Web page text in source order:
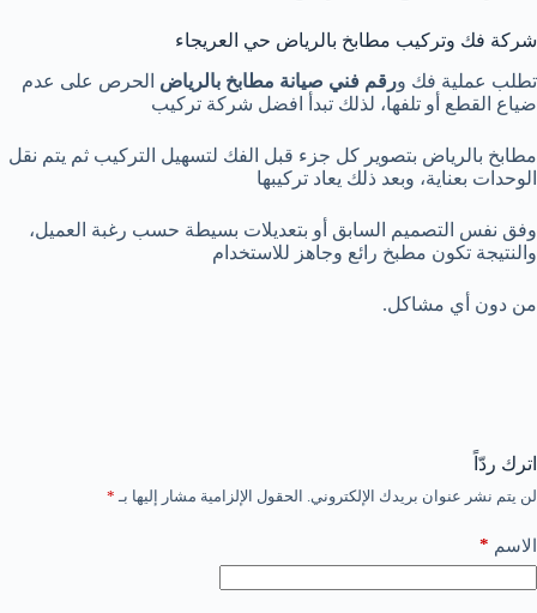
شركة فك وتركيب مطابخ بالرياض حي العريجاء
تطلب عملية فك ورقم فني صيانة مطابخ بالرياض الحرص على عدم
ضياع القطع أو تلفها، لذلك تبدأ افضل شركة تركيب
مطابخ بالرياض بتصوير كل جزء قبل الفك لتسهيل التركيب ثم يتم نقل
الوحدات بعناية، وبعد ذلك يعاد تركيبها
وفق نفس التصميم السابق أو بتعديلات بسيطة حسب رغبة العميل،
والنتيجة تكون مطبخ رائع وجاهز للاستخدام
من دون أي مشاكل.
اترك ردّاً
لن يتم نشر عنوان بريدك الإلكتروني. الحقول الإلزامية مشار إليها بـ *
الاسم *